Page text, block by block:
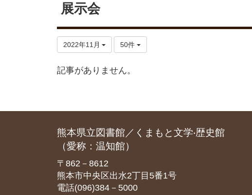
展示会
2022年11月 50件
記事がありません。
熊本県立図書館／くまもと文学‧歴史館
（愛称：温知館）
〒862－8612
熊本市中央区出水2丁目5番1号
電話(096)384－5000